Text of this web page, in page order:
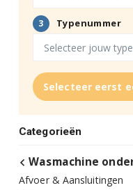
Selecteer eerst
Categorieën
Wasmachine
Afvoer & Aansluitingen